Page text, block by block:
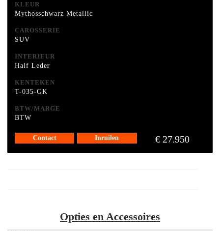
KLEUR
Mythosschwarz Metallic
CAROSSERIE
SUV
INTERIEUR
Half Leder
KENTEKEN
T-035-GK
BTW/MARGE
BTW
Contact Inruilen € 27.950
Opties en Accessoires